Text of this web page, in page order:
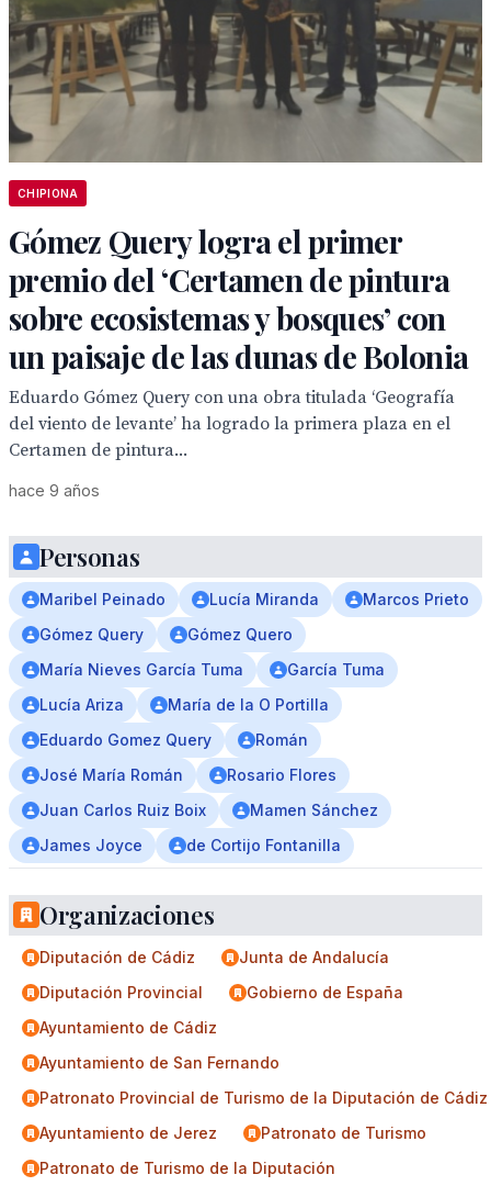
CHIPIONA
Gómez Query logra el primer
premio del ‘Certamen de pintura
sobre ecosistemas y bosques’ con
un paisaje de las dunas de Bolonia
Eduardo Gómez Query con una obra titulada ‘Geografía
del viento de levante’ ha logrado la primera plaza en el
Certamen de pintura...
hace 9 años
Personas
Maribel Peinado Lucía Miranda
Marcos Prieto
Gómez Query
Gómez Quero
María Nieves García Tuma
García Tuma
Lucía Ariza
María de la O Portilla
Eduardo Gomez Query
Román
José María Román
Rosario Flores
Juan Carlos Ruiz Boix
Mamen Sánchez
James Joyce
de Cortijo Fontanilla
Organizaciones
Diputación de Cádiz
Junta de Andalucía
Diputación Provincial
Gobierno de España
Ayuntamiento de Cádiz
Ayuntamiento de San Fernando
Patronato Provincial de Turismo de la Diputación de Cádiz
Ayuntamiento de Jerez
Patronato de Turismo
Patronato de Turismo de la Diputación